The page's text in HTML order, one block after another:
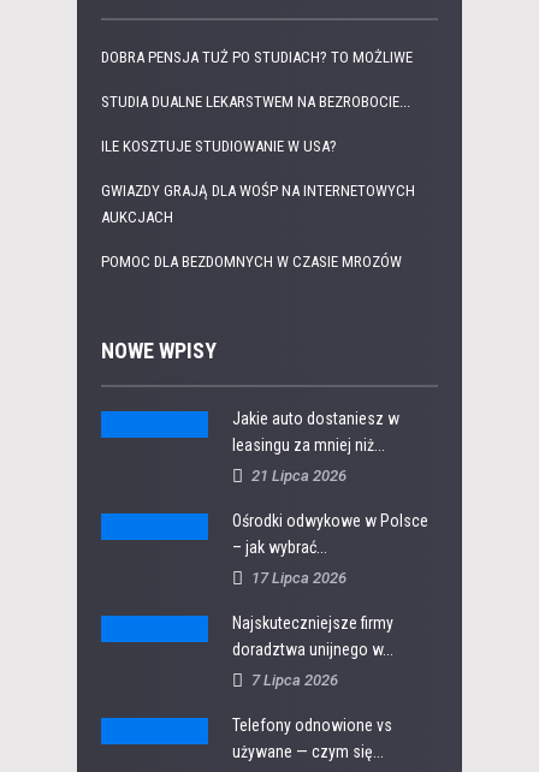
DOBRA PENSJA TUŻ PO STUDIACH? TO MOŻLIWE
STUDIA DUALNE LEKARSTWEM NA BEZROBOCIE...
ILE KOSZTUJE STUDIOWANIE W USA?
GWIAZDY GRAJĄ DLA WOŚP NA INTERNETOWYCH
AUKCJACH
POMOC DLA BEZDOMNYCH W CZASIE MROZÓW
NOWE WPISY
Jakie auto dostaniesz w
leasingu za mniej niż...
21 Lipca 2026
Ośrodki odwykowe w Polsce
– jak wybrać...
17 Lipca 2026
Najskuteczniejsze firmy
doradztwa unijnego w...
7 Lipca 2026
Telefony odnowione vs
używane — czym się...